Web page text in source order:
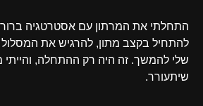
התחלתי את המרתון עם אסטרטגיה
להתחיל בקצב מתון, להרגיש את המסלול
שלי להמשך. זה היה רק ההתחלה, והייתי
שיתעורר.